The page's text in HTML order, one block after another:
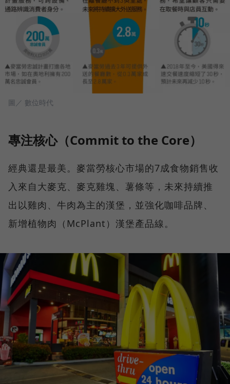
圖／ 數位時代
專注核心（Commit to the Core）
經典還是最美。麥當勞核心市場的7成食物銷售收
入來自大麥克、麥克雞塊、薯條等，未來持續推
出以雞肉、牛肉為主的漢堡，並強化咖啡品牌、
新增植物肉（McPlant）漢堡產品線。